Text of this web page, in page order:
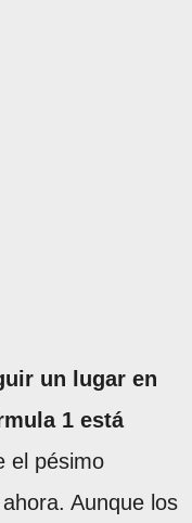
un lugar en
1 está
el pésimo
Aunque los